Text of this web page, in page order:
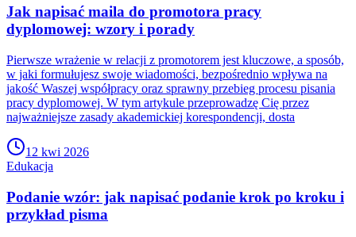
Jak napisać maila do promotora pracy
dyplomowej: wzory i porady
Pierwsze wrażenie w relacji z promotorem jest kluczowe, a sposób,
w jaki formułujesz swoje wiadomości, bezpośrednio wpływa na
jakość Waszej współpracy oraz sprawny przebieg procesu pisania
pracy dyplomowej. W tym artykule przeprowadzę Cię przez
najważniejsze zasady akademickiej korespondencji, dosta
12 kwi 2026
Edukacja
Podanie wzór: jak napisać podanie krok po kroku i
przykład pisma